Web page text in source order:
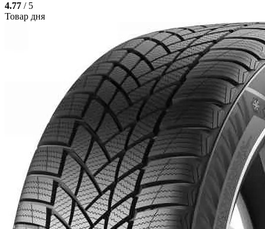
4.77 / 5
Товар дня